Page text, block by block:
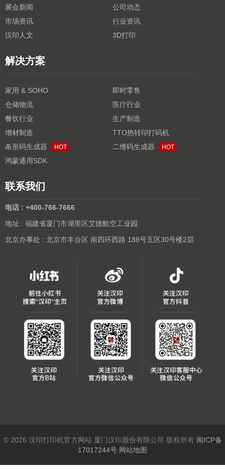
展会新闻
公司动态
市场资讯
行业资讯
汉印人文
3D打印
解决方案
家用 & SOHO
即时零售
仓储物流
医疗行业
餐饮行业
生产制造
增材制造
TTO热转印打码机
条形码生成器
HOT 二维码生成器 HOT
鸿蒙通用SDK
联系我们
电话 : +400-766-7666
地址 : 福建省厦门市湖里区艾德航空工业园
北京办事处 : 北京市丰台区 南四环西路 188号五区30号楼2层
© 2026 汉印打印机官方网站 厦门汉印股份有限公司 版权所有 闽ICP备
17017244号 网站地图